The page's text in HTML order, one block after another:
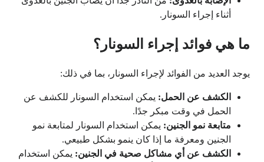
أثناء إجراء السونار.
ما هي فوائد إجراء السونار؟
يوجد العديد من الفوائد لإجراء السونار، بما في ذلك:
الكشف عن الحمل: يمكن استخدام السونار للكشف عن
الحمل في وقت مبكر جدًا.
متابعة نمو الجنين: يمكن استخدام السونار لمتابعة نمو
الجنين ومعرفة ما إذا كان ينمو بشكل طبيعي.
الكشف عن أي مشاكل صحية في الجنين: يمكن استخدام